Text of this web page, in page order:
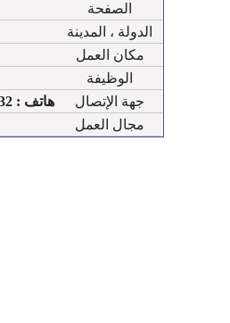
الصفحة
الدولة ، المدينة
مكان العمل
الوظيفة
هاتف : 39206432 - البحرين
جهة الإتصال
مجال العمل